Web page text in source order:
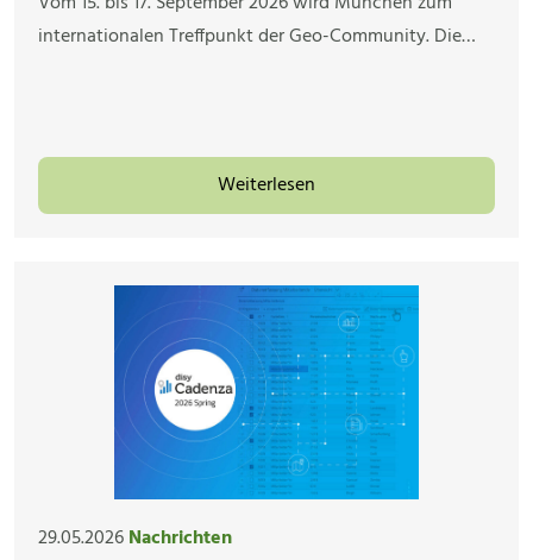
internationalen Treffpunkt der Geo-Community. Die…
Weiterlesen
29.05.2026Nachrichten